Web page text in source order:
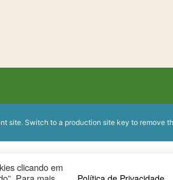
clicando em
site. Switch to a production site key to remove